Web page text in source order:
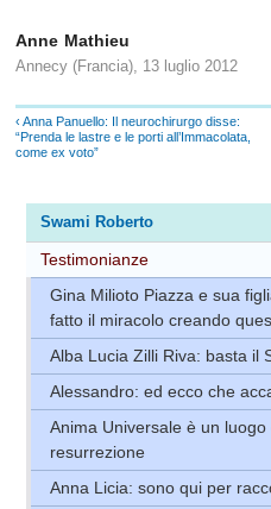
Anne Mathieu
Annecy (Francia), 13 luglio 2012
‹ Anna Panuello: Il neurochirurgo disse:
“Prenda le lastre e le porti all’Immacolata,
come ex voto”
Swami Roberto
Testimonianze
Gina Milioto Piazza e sua
fatto il miracolo creando
Alba Lucia Zilli Riva: basta il
Alessandro: ed ecco che
Anima Universale è un luogo
resurrezione
Anna Licia: sono qui per